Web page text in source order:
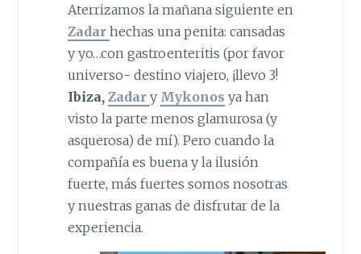
Aterrizamos la mañana siguiente en
Zadar hechas una penita: cansadas
y yo…con gastroenteritis (por favor
universo- destino viajero, ¡llevo 3!
Ibiza, Zadar y Mykonos ya han
visto la parte menos glamurosa (y
asquerosa) de mí). Pero cuando la
compañía es buena y la ilusión
fuerte, más fuertes somos nosotras
y nuestras ganas de disfrutar de la
experiencia.